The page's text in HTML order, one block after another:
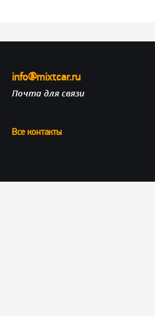
info@mixtcar.ru
Почта для связи
Все контакты